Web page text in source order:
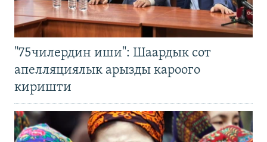
"75чилердин иши": Шаардык сот
апелляциялык арызды кароого
киришти